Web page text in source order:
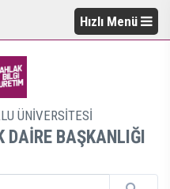
Hızlı Menü
ÜNİVERSİTESİ
DAİRE BAŞKANLIĞI